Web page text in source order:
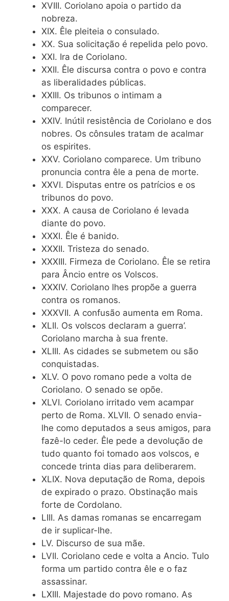
XVIII. Coriolano apoia o partido da
nobreza.
XIX. Êle pleiteia o consulado.
XX. Sua solicitação é repelida pelo povo.
XXI. Ira de Coriolano.
XXII. Êle discursa contra o povo e contra
as liberalidades públicas.
XXIII. Os tribunos o intimam a
comparecer.
XXIV. Inútil resistência de Coriolano e dos
nobres. Os cônsules tratam de acalmar
os espirites.
XXV. Coriolano comparece. Um tribuno
pronuncia contra êle a pena de morte.
XXVI. Disputas entre os patrícios e os
tribunos do povo.
XXX. A causa de Coriolano é levada
diante do povo.
XXXI. Êle é banido.
XXXII. Tristeza do senado.
XXXIII. Firmeza de Coriolano. Êle se retira
para Âncio entre os Volscos.
XXXIV. Coriolano lhes propõe a guerra
contra os romanos.
XXXVII. A confusão aumenta em Roma.
XLII. Os volscos declaram a guerra’.
Coriolano marcha à sua frente.
XLIII. As cidades se submetem ou são
conquistadas.
XLV. O povo romano pede a volta de
Coriolano. O senado se opõe.
XLVI. Coriolano irritado vem acampar
perto de Roma. XLVII. O senado envia-
lhe como deputados a seus amigos, para
fazê-lo ceder. Êle pede a devolução de
tudo quanto foi tomado aos volscos, e
concede trinta dias para deliberarem.
XLIX. Nova deputação de Roma, depois
de expirado o prazo. Obstinação mais
forte de Cordolano.
LIII. As damas romanas se encarregam
de ir suplicar-lhe.
LV. Discurso de sua mãe.
LVII. Coriolano cede e volta a Ancio. Tulo
forma um partido contra êle e o faz
assassinar.
LXIII. Majestade do povo romano. As